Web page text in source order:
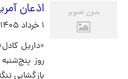
اذعان
۱ خرداد ۱۴۰۵، ۰۸:۰۲
«داریل
روز
بازگشایی